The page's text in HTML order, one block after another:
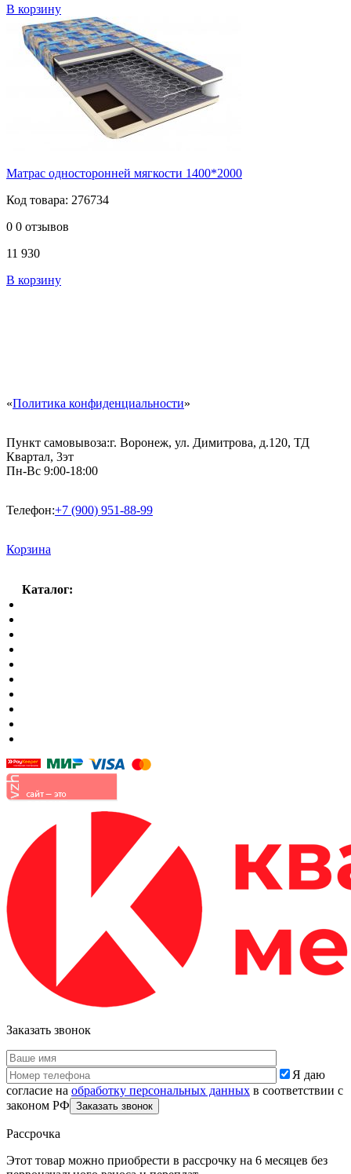
В корзину
Матрас односторонней мягкости 1400*2000
Код товара: 276734
0 0 отзывов
11 930
В корзину
«Политика конфиденциальности»
Пункт самовывоза:г. Воронеж, ул. Димитрова, д.120, ТД
Квартал, 3эт
Пн-Вс 9:00-18:00
Телефон:+7 (900) 951-88-99
Корзина
Каталог:
Заказать звонок
Я даю
согласие на обработку персональных данных в соответствии с
законом РФ
Рассрочка
Этот товар можно приобрести в рассрочку на 6 месяцев без